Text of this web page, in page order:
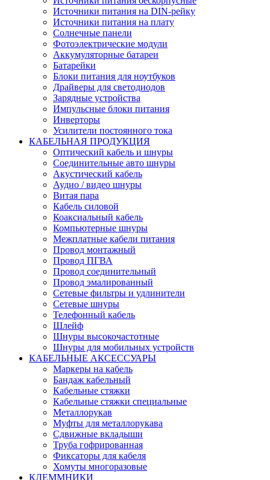
Источники питания на DIN-рейку
Источники питания на плату
Солнечные панели
Фотоэлектрические модули
Аккумуляторные батареи
Батарейки
Блоки питания для ноутбуков
Драйверы для светодиодов
Зарядные устройства
Импульсные блоки питания
Инверторы
Усилители постоянного тока
КАБЕЛЬНАЯ ПРОДУКЦИЯ
Оптический кабель и шнуры
Соединительные авто шнуры
Акустический кабель
Аудио / видео шнуры
Витая пара
Кабель силовой
Коаксиальный кабель
Компьютерные шнуры
Межплатные кабели питания
Провод монтажный
Провод ПГВА
Провод соединительный
Провод эмалированный
Сетевые фильтры и удлинители
Сетевые шнуры
Телефонный кабель
Шлейф
Шнуры высокочастотные
Шнуры для мобильных устройств
КАБЕЛЬНЫЕ АКСЕССУАРЫ
Маркеры на кабель
Бандаж кабельный
Кабельные стяжки
Кабельные стяжки специальные
Металлорукав
Муфты для металлорукава
Сдвижные вкладыши
Труба гофрированная
Фиксаторы для кабеля
Хомуты многоразовые
КЛЕММНИКИ